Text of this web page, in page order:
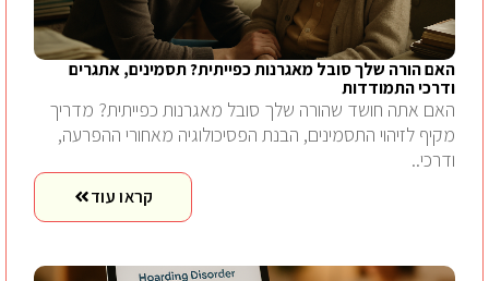
האם הורה שלך סובל מאגרנות כפייתית? תסמינים, אתגרים
ודרכי התמודדות
האם אתה חושד שהורה שלך סובל מאגרנות כפייתית? מדריך
מקיף לזיהוי התסמינים, הבנת הפסיכולוגיה מאחורי ההפרעה,
ודרכי..
קראו עוד